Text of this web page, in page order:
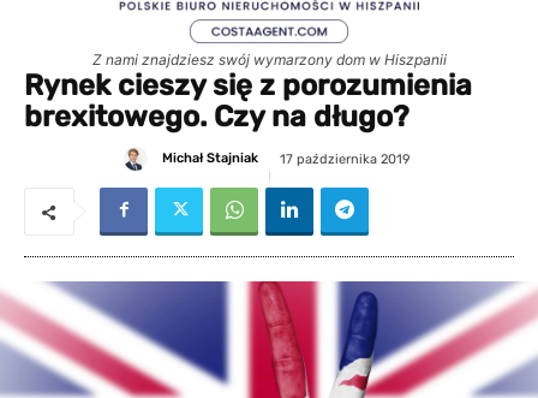
Z nami znajdziesz swój wymarzony dom w Hiszpanii
Rynek cieszy się z porozumienia
brexitowego. Czy na długo?
Michał Stajniak 17 października 2019